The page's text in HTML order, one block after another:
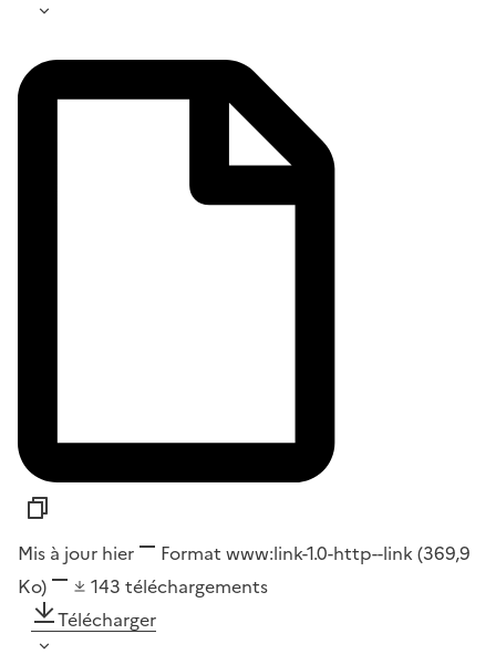
Mis à jour hier Format www:link-1.0-http--link (369,9
Ko)
143 téléchargements
Télécharger